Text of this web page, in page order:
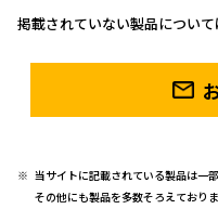
掲載されていない製品について
当サイトに記載されている製品は一部
その他にも製品を多数そろえており